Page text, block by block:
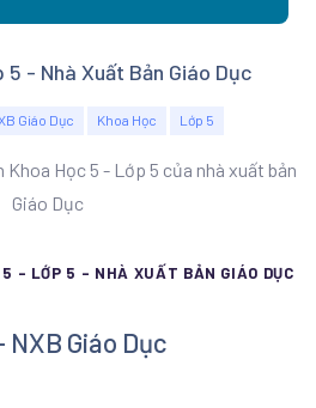
- Nhà Xuất Bản Giáo Dục
Giáo Dục Khoa Học Lớp 5
Học 5 - Lớp 5 của nhà xuất bản
Giáo Dục
5 - LỚP 5 - NHÀ XUẤT BẢN GIÁO DỤC
NXB Giáo Dục